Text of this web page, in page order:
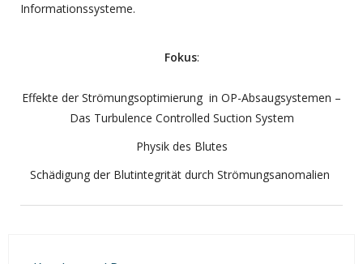
Informationssysteme.
Fokus:
Effekte der Strömungsoptimierung in OP-Absaugsystemen –
Das Turbulence Controlled Suction System
Physik des Blutes
Schädigung der Blutintegrität durch Strömungsanomalien